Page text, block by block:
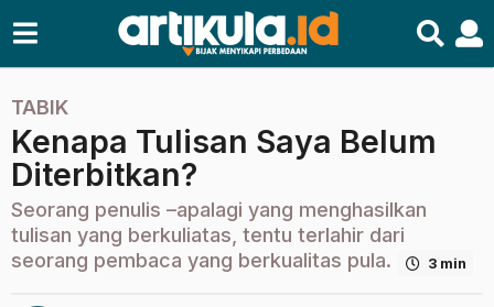
6
t
a
h
u
n
a
TABIK
Kenapa Tulisan Saya Belum
Diterbitkan?
Seorang penulis –apalagi yang menghasilkan
tulisan yang berkuliatas, tentu terlahir dari
seorang pembaca yang berkualitas pula.
3 min